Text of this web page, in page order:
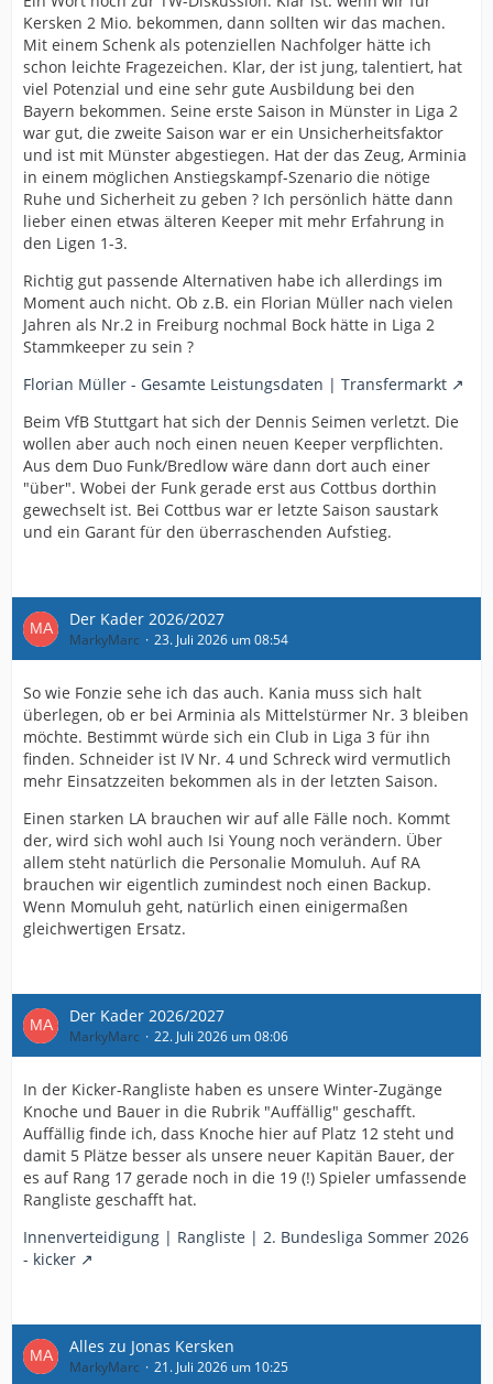
Kersken 2 Mio. bekommen, dann sollten wir das machen.
Mit einem Schenk als potenziellen Nachfolger hätte ich
schon leichte Fragezeichen. Klar, der ist jung, talentiert, hat
viel Potenzial und eine sehr gute Ausbildung bei den
Bayern bekommen. Seine erste Saison in Münster in Liga 2
war gut, die zweite Saison war er ein Unsicherheitsfaktor
und ist mit Münster abgestiegen. Hat der das Zeug, Arminia
in einem möglichen Anstiegskampf-Szenario die nötige
Ruhe und Sicherheit zu geben ? Ich persönlich hätte dann
lieber einen etwas älteren Keeper mit mehr Erfahrung in
den Ligen 1-3.
Richtig gut passende Alternativen habe ich allerdings im
Moment auch nicht. Ob z.B. ein Florian Müller nach vielen
Jahren als Nr.2 in Freiburg nochmal Bock hätte in Liga 2
Stammkeeper zu sein ?
Florian Müller - Gesamte Leistungsdaten | Transfermarkt
Beim VfB Stuttgart hat sich der Dennis Seimen verletzt. Die
wollen aber auch noch einen neuen Keeper verpflichten.
Aus dem Duo Funk/Bredlow wäre dann dort auch einer
"über". Wobei der Funk gerade erst aus Cottbus dorthin
gewechselt ist. Bei Cottbus war er letzte Saison saustark
und ein Garant für den überraschenden Aufstieg.
Der Kader 2026/2027
MarkyMarc 23. Juli 2026 um 08:54
So wie Fonzie sehe ich das auch. Kania muss sich halt
überlegen, ob er bei Arminia als Mittelstürmer Nr. 3 bleiben
möchte. Bestimmt würde sich ein Club in Liga 3 für ihn
finden. Schneider ist IV Nr. 4 und Schreck wird vermutlich
mehr Einsatzzeiten bekommen als in der letzten Saison.
Einen starken LA brauchen wir auf alle Fälle noch. Kommt
der, wird sich wohl auch Isi Young noch verändern. Über
allem steht natürlich die Personalie Momuluh. Auf RA
brauchen wir eigentlich zumindest noch einen Backup.
Wenn Momuluh geht, natürlich einen einigermaßen
gleichwertigen Ersatz.
Der Kader 2026/2027
MarkyMarc 22. Juli 2026 um 08:06
In der Kicker-Rangliste haben es unsere Winter-Zugänge
Knoche und Bauer in die Rubrik "Auffällig" geschafft.
Auffällig finde ich, dass Knoche hier auf Platz 12 steht und
damit 5 Plätze besser als unsere neuer Kapitän Bauer, der
es auf Rang 17 gerade noch in die 19 (!) Spieler umfassende
Rangliste geschafft hat.
Innenverteidigung | Rangliste | 2. Bundesliga Sommer 2026
- kicker
Alles zu Jonas Kersken
MarkyMarc 21. Juli 2026 um 10:25